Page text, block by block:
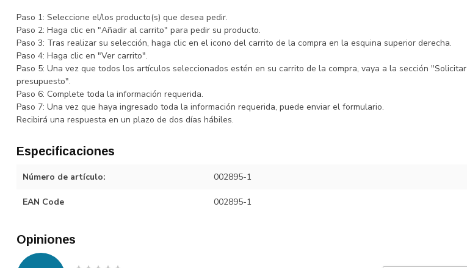
Paso 1: Seleccione el/los producto(s) que desea pedir.
Paso 2: Haga clic en "Añadir al carrito" para pedir su producto.
Paso 3: Tras realizar su selección, haga clic en el icono del carrito de la compra en la esquina superior derecha.
Paso 4: Haga clic en "Ver carrito".
Paso 5: Una vez que todos los artículos seleccionados estén en su carrito de la compra, vaya a la sección "Solicitar
presupuesto".
Paso 6: Complete toda la información requerida.
Paso 7: Una vez que haya ingresado toda la información requerida, puede enviar el formulario.
Recibirá una respuesta en un plazo de dos días hábiles.
Especificaciones
Número de artículo: 002895-1
EAN Code 002895-1
Opiniones